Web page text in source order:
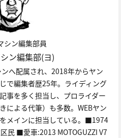
シン編集部員
ン編集部(ヨ)
へ配属され、2018年からヤン
で編集者歴25年。ライディング
事を多く担当し、プロライダー
による代筆）も多数。WEBヤン
メインに担当している。■1974
民 ■愛車:2013 MOTOGUZZI V7